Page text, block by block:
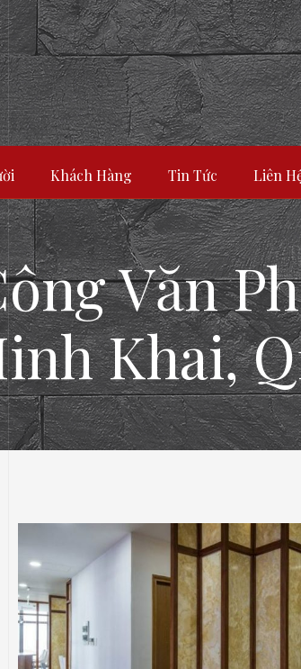
Khách Hàng Tin Tức Liên
Văn
Khai,